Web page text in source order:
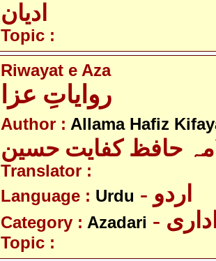
ادیان
Topic :
Riwayat e Aza
روایاتِ عزا
Author : Allama Hafiz
حافظ کفایت حسین
Translator :
Language : Urdu - اردو
Category : Azadari
Topic :